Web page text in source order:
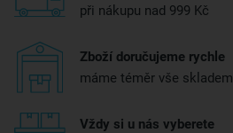
při nákupu nad 999 Kč
Zboží doručujeme rychle
máme téměr vše skladem
Vždy si u nás vyberete